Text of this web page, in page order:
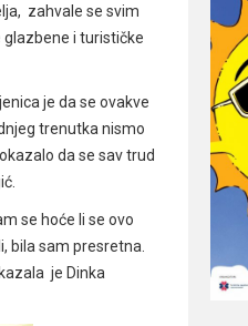
zahvale se svim
i turističke
je da se ovakve
trenutka nismo
da se sav trud
se hoće li se ovo
bila sam presretna.
je Dinka